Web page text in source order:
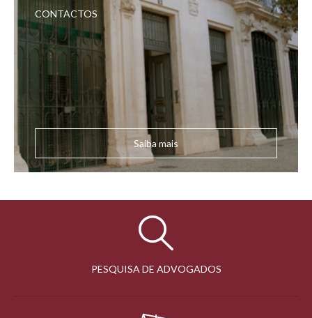
CONTACTOS
Saiba mais
PESQUISA DE ADVOGADOS